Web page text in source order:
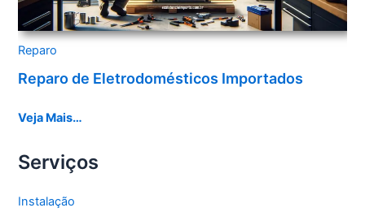
Reparo
Reparo de Eletrodomésticos Importados
Veja Mais…
Serviços
Instalação